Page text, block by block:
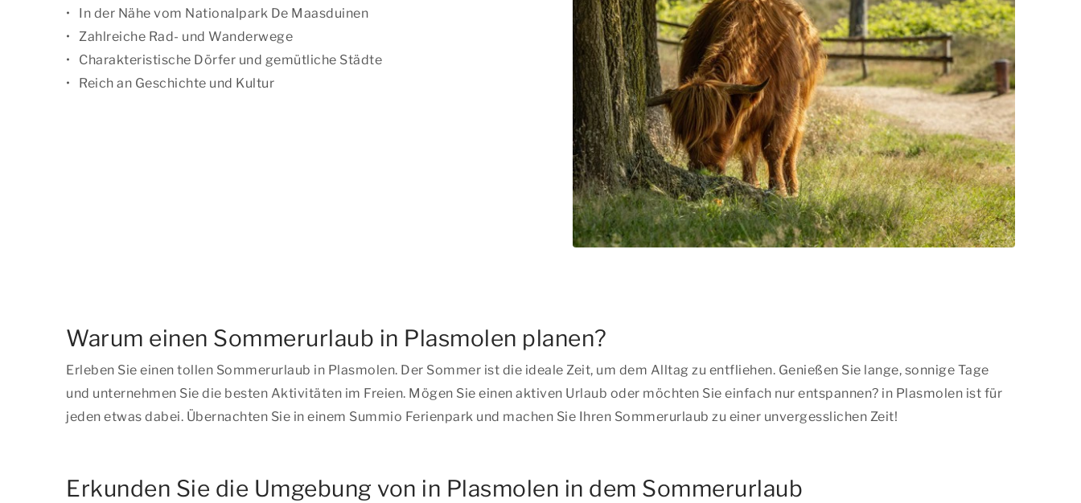
In der Nähe vom Nationalpark De Maasduinen
Zahlreiche Rad- und Wanderwege
Charakteristische Dörfer und gemütliche Städte
Reich an Geschichte und Kultur
Warum einen Sommerurlaub in Plasmolen planen?
Erleben Sie einen tollen Sommerurlaub in Plasmolen. Der Sommer ist die ideale Zeit, um dem Alltag zu entfliehen. Genießen Sie lange, sonnige Tage
und unternehmen Sie die besten Aktivitäten im Freien. Mögen Sie einen aktiven Urlaub oder möchten Sie einfach nur entspannen? in Plasmolen ist für
jeden etwas dabei. Übernachten Sie in einem Summio Ferienpark und machen Sie Ihren Sommerurlaub zu einer unvergesslichen Zeit!
Erkunden Sie die Umgebung von in Plasmolen in dem Sommerurlaub